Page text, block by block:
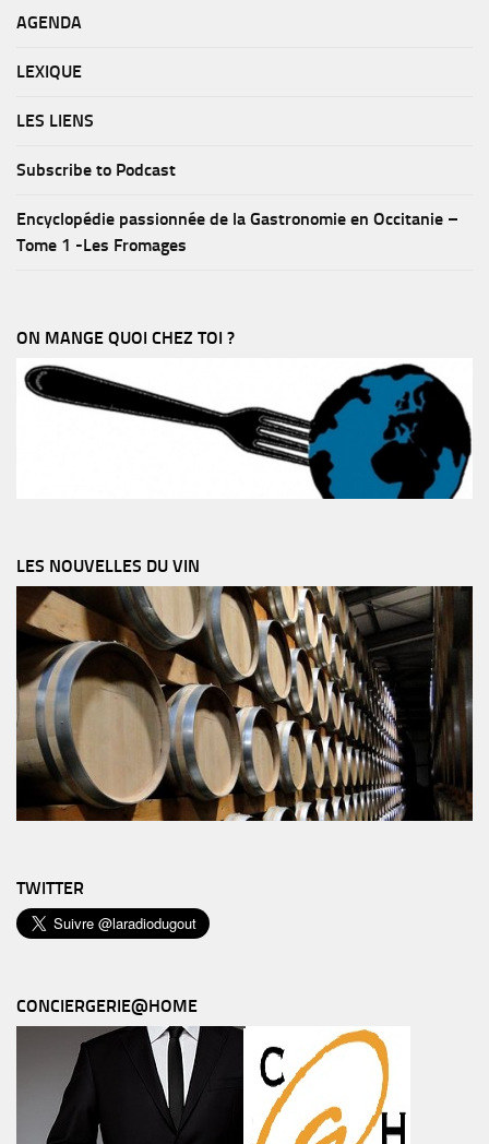
AGENDA
LEXIQUE
LES LIENS
Subscribe to Podcast
Encyclopédie passionnée de la Gastronomie en Occitanie –
Tome 1 -Les Fromages
ON MANGE QUOI CHEZ TOI ?
LES NOUVELLES DU VIN
TWITTER
CONCIERGERIE@HOME